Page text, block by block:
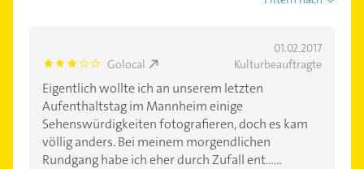
01.02.2017
3.0 Golocal Kulturbeauftragte
Eigentlich wollte ich an unserem letzten
Aufenthaltstag im Mannheim einige
Sehenswürdigkeiten fotografieren, doch es kam
völlig anders. Bei meinem morgendlichen
Rundgang habe ich eher durch Zufall ent......